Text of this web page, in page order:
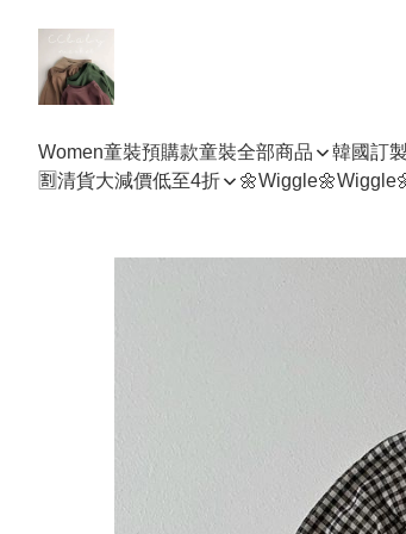
Women童裝預購款童裝全部商品 韓國訂
🈹清貨大減價低至4折